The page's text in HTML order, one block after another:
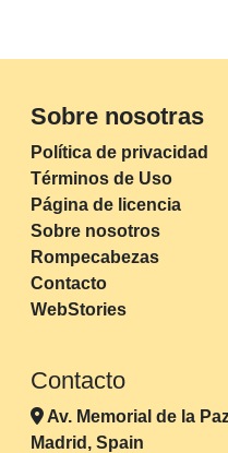
Sobre nosotras
Política de privacidad
Términos de Uso
Página de licencia
Sobre nosotros
Rompecabezas
Contacto
WebStories
Contacto
Av. Memorial de la
Madrid, Spain